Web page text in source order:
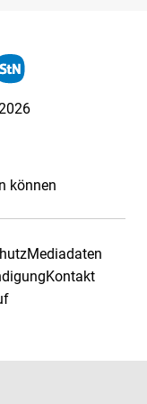
können
Mediadaten
Kontakt